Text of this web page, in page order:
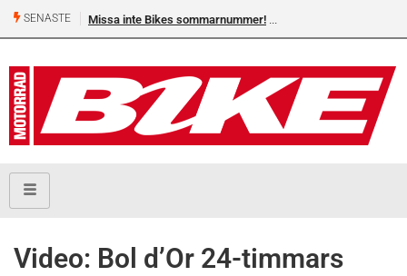
SENASTE Missa inte Bikes sommarnummer!
Video: Bol d’Or 24-timmars